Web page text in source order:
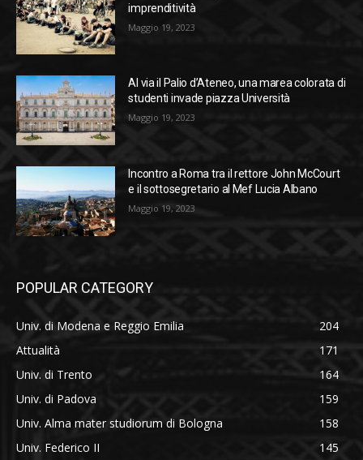
imprenditività
Maggio 19, 2023
Al via il Palio d’Ateneo, una marea colorata di
studenti invade piazza Università
Maggio 19, 2023
Incontro a Roma tra il rettore John McCourt
e il sottosegretario al Mef Lucia Albano
Maggio 19, 2023
POPULAR CATEGORY
Univ. di Modena e Reggio Emilia
204
Attualità
171
Univ. di Trento
164
Univ. di Padova
159
Univ. Alma mater studiorum di Bologna
158
Univ. Federico II
145